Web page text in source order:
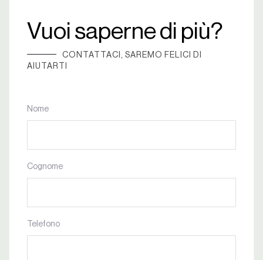
Vuoi saperne di più?
CONTATTACI, SAREMO FELICI DI
AIUTARTI
Nome
Cognome
Telefono